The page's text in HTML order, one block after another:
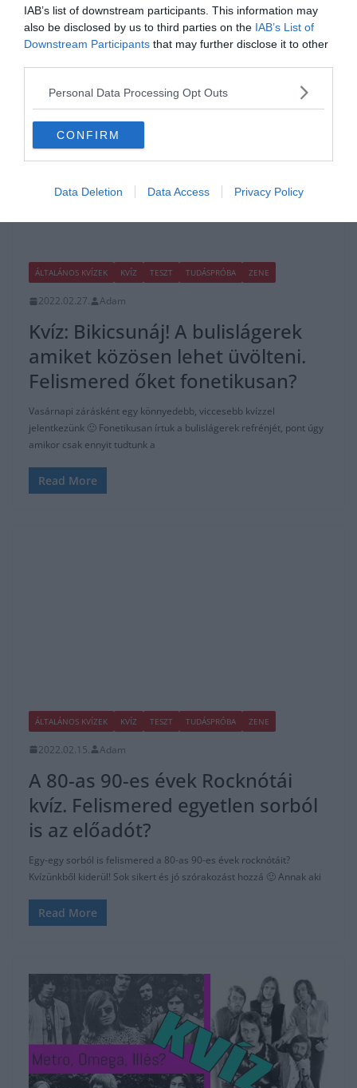
IAB’s list of downstream participants. This information may
also be disclosed by us to third parties on the IAB’s List of
Downstream Participants that may further disclose it to other
Personal Data Processing Opt Outs
CONFIRM
Data Deletion Data Access Privacy Policy
Read More
ÁLTALÁNOS KVÍZEK KVÍZ TESZT TUDÁSPRÓBA ZENE
2022.02.27. Adam
Kvíz: Bikicsunáj! A bulislágerek
amiket közösen lehet üvölteni.
Felismered őket fonetikusan?
Vasárnapi zárásként egy könnyedebb, viccesebb kvízzel
jelentkezünk 🙂 Fonetikusan írtuk a bulislágerek refrénjét, pont úgy
amikor csak ennyit tudtunk a
Read More
ÁLTALÁNOS KVÍZEK KVÍZ TESZT TUDÁSPRÓBA ZENE
2022.02.15. Adam
A 80-as 90-es évek Rocknótái
kvíz. Felismered egyetlen sorból
is az előadót?
Egy-egy sorból is felismered a 80-as 90-es évek rocknótáit?
Kvízünkből kiderül! Sok sikert és jó szórakozást hozzá 🙂 Annak aki
Read More